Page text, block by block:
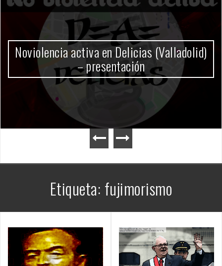
Gobierno Milei
Etiqueta: fujimorismo